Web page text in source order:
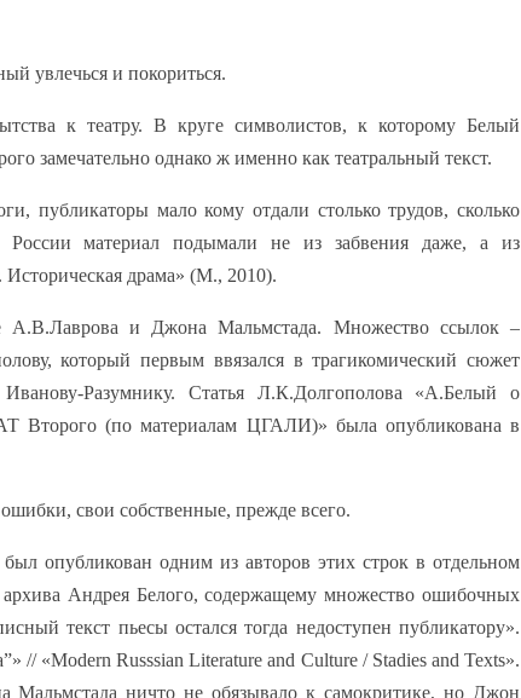
увлечься и покориться.
к театру. В круге символистов, к которому Белый
замечательно однако ж именно как театральный текст.
публикаторы мало кому отдали столько трудов, сколько
материал подымали не из забвения даже, а из
драма» (М., 2010).
А.В.Лаврова и Джона Мальмстада. Множество ссылок –
который первым ввязался в трагикомический сюжет
Разумнику. Статья Л.К.Долгополова «А.Белый о
Второго (по материалам ЦГАЛИ)» была опубликована в
свои собственные, прежде всего.
опубликован одним из авторов этих строк в отдельном
Андрея Белого, содержащему множество ошибочных
текст пьесы остался тогда недоступен публикатору».
// «Modern Russsian Literature and Culture / Stadies and Texts».
Мальмстада ничто не обязывало к самокритике, но Джон